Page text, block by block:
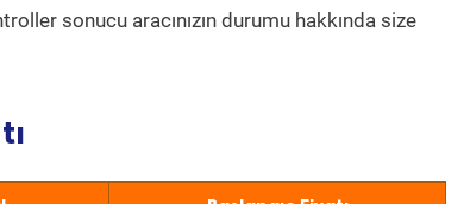
sonucu aracınızın durumu hakkında size